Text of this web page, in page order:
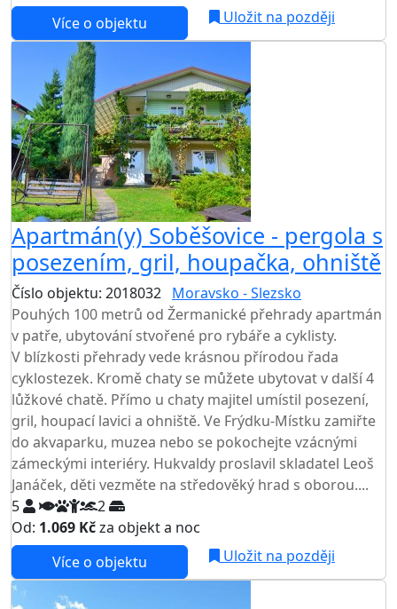
Více o objektu
Uložit na později
Apartmán(y) Soběšovice - pergola s
posezením, gril, houpačka, ohniště
Číslo objektu: 2018032 Moravsko - Slezsko
Pouhých 100 metrů od Žermanické přehrady apartmán
v patře, ubytování stvořené pro rybáře a cyklisty.
V blízkosti přehrady vede krásnou přírodou řada
cyklostezek. Kromě chaty se můžete ubytovat v další 4
lůžkové chatě. Přímo u chaty majitel umístil posezení,
gril, houpací lavici a ohniště. Ve Frýdku-Místku zamiřte
do akvaparku, muzea nebo se pokochejte vzácnými
zámeckými interiéry. Hukvaldy proslavil skladatel Leoš
Janáček, děti vezměte na středověký hrad s oborou....
5
2
Od: 1.069 Kčza objekt a noc
Více o objektu
Uložit na později